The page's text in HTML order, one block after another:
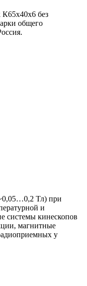
без
общего
Тл) при
и
системы кинескопов
магнитные
у